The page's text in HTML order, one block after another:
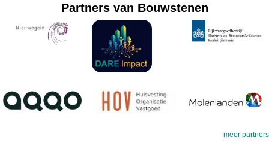
Partners van Bouwstenen
meer partners